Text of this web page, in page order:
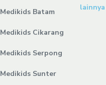
Medikids Batam
Medikids Cikarang
Medikids Serpong
Medikids Sunter
lainnya